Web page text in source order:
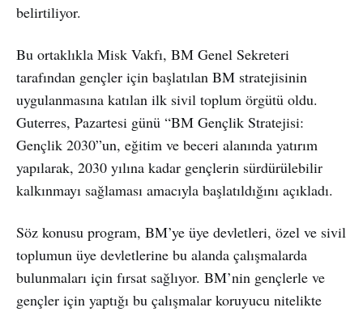
belirtiliyor.
Bu ortaklıkla Misk Vakfı, BM Genel Sekreteri
tarafından gençler için başlatılan BM stratejisinin
uygulanmasına katılan ilk sivil toplum örgütü oldu.
Guterres, Pazartesi günü “BM Gençlik Stratejisi:
Gençlik 2030”un, eğitim ve beceri alanında yatırım
yapılarak, 2030 yılına kadar gençlerin sürdürülebilir
kalkınmayı sağlaması amacıyla başlatıldığını açıkladı.
Söz konusu program, BM’ye üye devletleri, özel ve sivil
toplumun üye devletlerine bu alanda çalışmalarda
bulunmaları için fırsat sağlıyor. BM’nin gençlerle ve
gençler için yaptığı bu çalışmalar koruyucu nitelikte